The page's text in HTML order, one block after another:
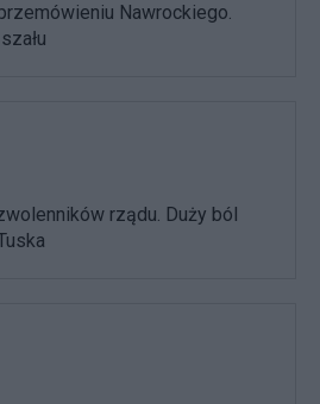
Nawrockiego.
rządu. Duży ból